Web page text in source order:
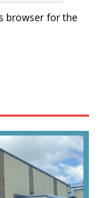
browser for the